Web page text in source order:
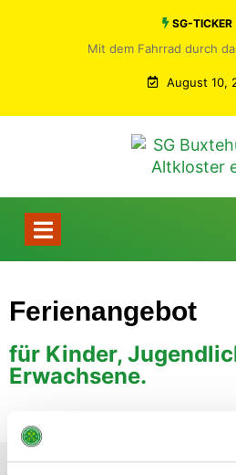
SG-TICKER
Mit dem Fahrrad durch
August 10,
Ferienangebot
für Kinder,
Erwachsene.